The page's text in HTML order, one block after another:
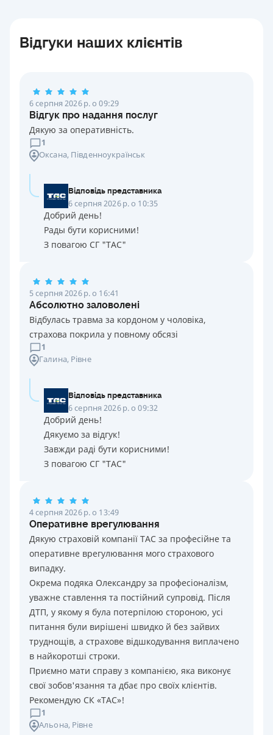
Відгуки наших клієнтів
6 серпня 2026 р. о 09:29
Відгук про надання послуг
Дякую за оперативність.
1
Оксана, Південноукраїнськ
Відповідь представника
6 серпня 2026 р. о 10:35
Добрий день!
Рады бути корисними!
З повагою СГ "ТАС"
5 серпня 2026 р. о 16:41
Абсолютно заловолені
Відбулась травма за кордоном у чоловіка,
страхова покрила у повному обсязі
1
Галина, Рівне
Відповідь представника
6 серпня 2026 р. о 09:32
Добрий день!
Дякуємо за відгук!
Завжди раді бути корисними!
З повагою СГ "ТАС"
4 серпня 2026 р. о 13:49
Оперативне врегулювання
Дякую страховій компанії ТАС за професійне та
оперативне врегулювання мого страхового
випадку.
Окрема подяка Олександру за професіоналізм,
уважне ставлення та постійний супровід. Після
ДТП, у якому я була потерпілою стороною, усі
питання були вирішені швидко й без зайвих
труднощів, а страхове відшкодування виплачено
в найкоротші строки.
Приємно мати справу з компанією, яка виконує
свої зобов'язання та дбає про своїх клієнтів.
Рекомендую СК «ТАС»!
1
Альона, Рівне